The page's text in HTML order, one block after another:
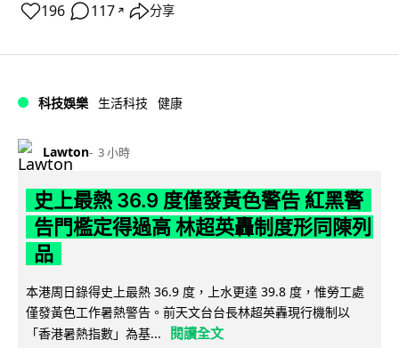
196 117 ↗ 分享
科技娛樂 生活科技 健康
Lawton 3 小時
史上最熱 36.9 度僅發黃色警告 紅黑警
告門檻定得過高 林超英轟制度形同陳列
品
本港周日錄得史上最熱 36.9 度，上水更達 39.8 度，惟勞工處
僅發黃色工作暑熱警告。前天文台台長林超英轟現行機制以
「香港暑熱指數」為基...
閱讀全文